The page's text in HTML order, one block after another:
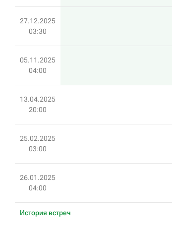
27.12.2025
03:30
05.11.2025
04:00
13.04.2025
20:00
25.02.2025
03:00
26.01.2025
04:00
История встреч